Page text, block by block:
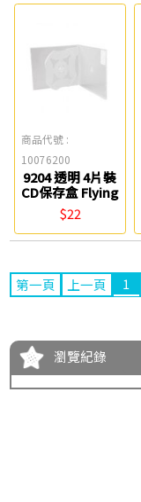
商品代號 :
10076200
9204 透明 4片裝
CD保存盒 Flying
$22
第一頁 上一頁 1
瀏覽紀錄